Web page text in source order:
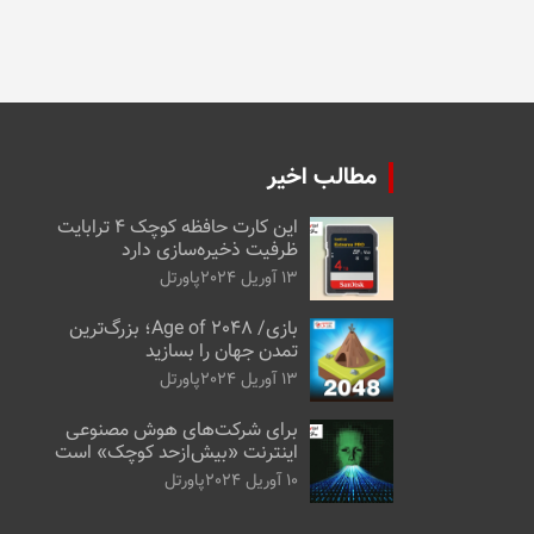
مطالب اخیر
این کارت حافظه کوچک ۴ ترابایت
ظرفیت ذخیره‌سازی دارد
13 آوریل 2024 پاورتل
بازی/ Age of 2048؛ بزرگ‌ترین
تمدن جهان را بسازید
13 آوریل 2024 پاورتل
برای شرکت‌های هوش مصنوعی
اینترنت «بیش‌از‌حد کوچک» است
10 آوریل 2024 پاورتل